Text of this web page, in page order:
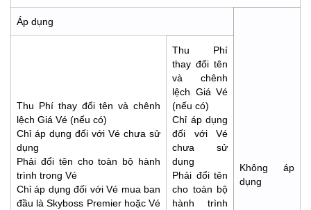
Áp dụng
Không áp
dụng
Thu Phí thay đổi tên và chênh
lệch Giá Vé (nếu có)
Chỉ áp dụng đối với Vé chưa sử
dụng
Phải đổi tên cho toàn bộ hành
trình trong Vé
Chỉ áp dụng đối với Vé mua ban
đầu là Skyboss Premier hoặc Vé
Thu Phí
thay đổi tên
và chênh
lệch Giá Vé
(nếu có)
Chỉ áp dụng
đối với Vé
chưa sử
dụng
Phải đổi tên
cho toàn bộ
hành trình